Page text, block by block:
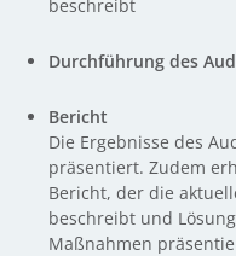
beschreibt
Durchführung des
Bericht
Die Ergebnisse des
präsentiert. Zudem
Bericht, der die
beschreibt und
Maßnahmen